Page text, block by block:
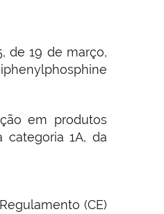
de 19 de março,
em produtos
categoria 1A, da
(CE)